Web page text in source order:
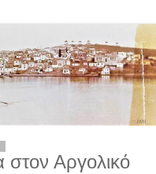
στον Αργολικό